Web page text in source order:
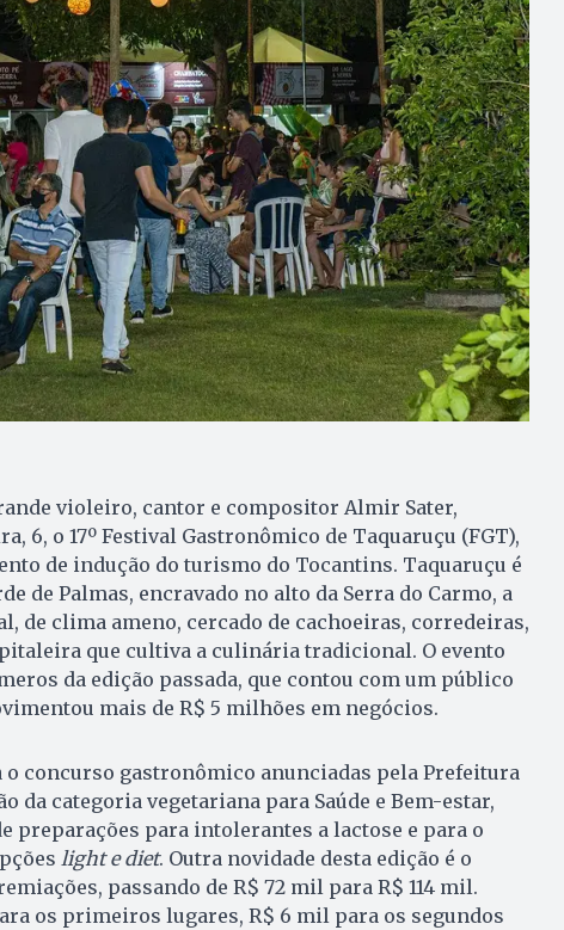
violeiro, cantor e compositor Almir Sater,
6, o 17º Festival Gastronômico de Taquaruçu (FGT),
de indução do turismo do Tocantins. Taquaruçu é
de Palmas, encravado no alto da Serra do Carmo, a
de clima ameno, cercado de cachoeiras, corredeiras,
que cultiva a culinária tradicional. O evento
da edição passada, que contou com um público
mais de R$ 5 milhões em negócios.
o concurso gastronômico anunciadas pela Prefeitura
da categoria vegetariana para Saúde e Bem-estar,
preparações para intolerantes a lactose e para o
light e diet. Outra novidade desta edição é o
passando de R$ 72 mil para R$ 114 mil.
os primeiros lugares, R$ 6 mil para os segundos